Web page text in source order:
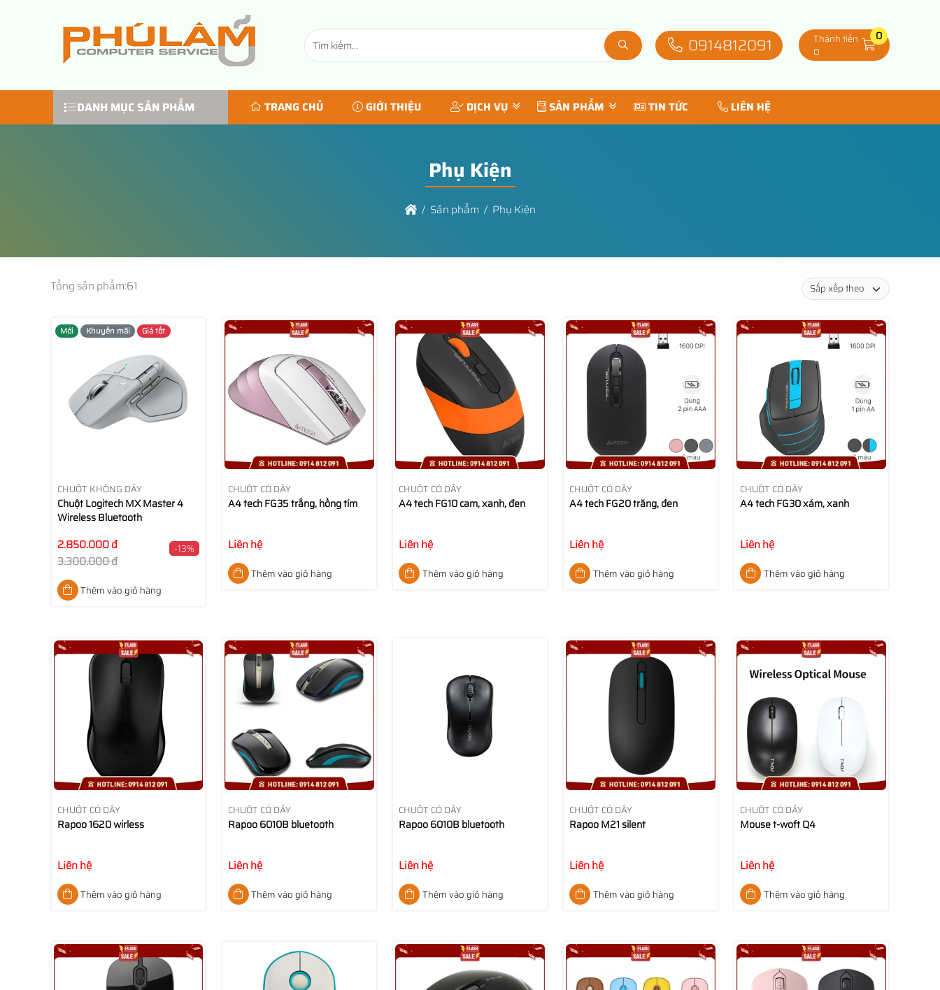
0914812091
Thành tiền
0
0
DANH MỤC SẢN PHẨM TRANG CHỦ GIỚI THIỆU DỊCH VỤ SẢN PHẨM TIN TỨC LIÊN HỆ
Phụ Kiện
Sản phẩm Phụ Kiện
Tổng sản phẩm:61
Mới Khuyến mãi Giá tốt
CHUỘT KHÔNG DÂY
Chuột Logitech MX Master 4
Wireless Bluetooth
2.850.000 đ
3.300.000 đ
-13%
Thêm vào giỏ hàng
CHUỘT CÓ DÂY
A4 tech FG35 trắng, hồng tím
Liên hệ
Thêm vào giỏ hàng
CHUỘT CÓ DÂY
A4 tech FG10 cam, xanh, đen
Liên hệ
Thêm vào giỏ hàng
CHUỘT CÓ DÂY
A4 tech FG20 trăng, đen
Liên hệ
Thêm vào giỏ hàng
CHUỘT CÓ DÂY
A4 tech FG30 xám, xanh
Liên hệ
Thêm vào giỏ hàng
CHUỘT CÓ DÂY
Rapoo 1620 wirless
Liên hệ
Thêm vào giỏ hàng
CHUỘT CÓ DÂY
Rapoo 6010B bluetooth
Liên hệ
Thêm vào giỏ hàng
CHUỘT CÓ DÂY
Rapoo 6010B bluetooth
Liên hệ
Thêm vào giỏ hàng
CHUỘT CÓ DÂY
Rapoo M21 silent
Liên hệ
Thêm vào giỏ hàng
CHUỘT CÓ DÂY
Mouse t-woft Q4
Liên hệ
Thêm vào giỏ hàng